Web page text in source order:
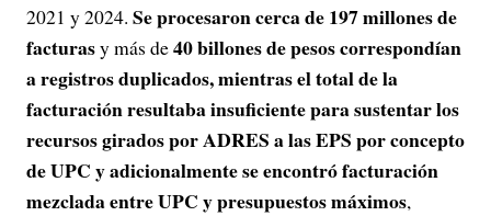
2021 y 2024. Se procesaron cerca de 197 millones de
facturasy más de40 billones de pesos correspondían
a registros duplicados, mientras el total de la
facturación resultaba insuficiente para sustentar los
recursos girados por ADRES a las EPS por concepto
de UPC y adicionalmente se encontró facturación
mezclada entre UPC y presupuestos máximos,